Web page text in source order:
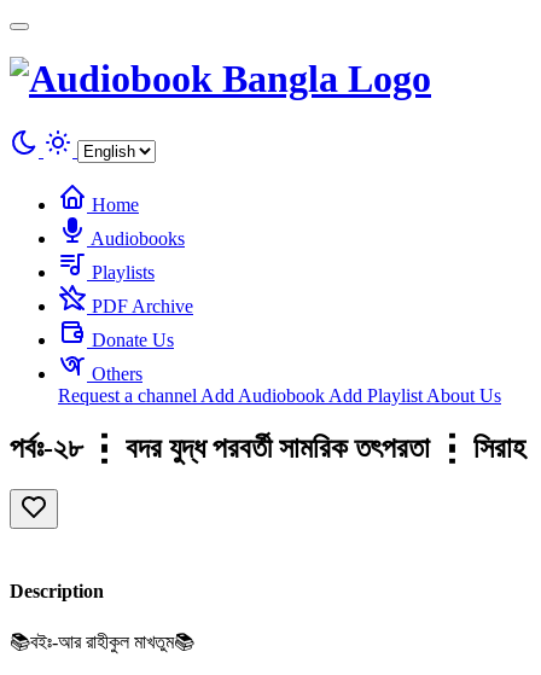
Home
Audiobooks
Playlists
PDF Archive
Donate Us
Others
Request a channel Add Audiobook Add Playlist About Us
পর্বঃ-২৮ ┇ বদর যুদ্ধ পরবর্তী সামরিক তৎপরতা ┇
Description
📚বইঃ-আর রাহীকুল মাখতুম📚